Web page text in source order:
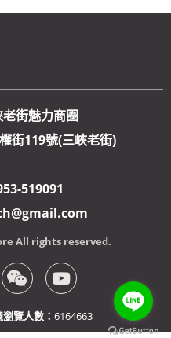
街魅力商圈
街119號(三峽老街)
519091
All rights reserved.
瀏覽人數： 6164663